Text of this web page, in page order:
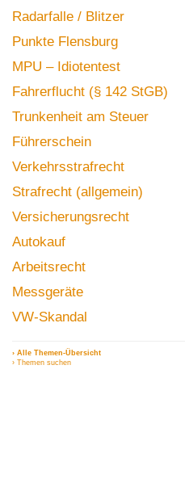
Radarfalle / Blitzer
Punkte Flensburg
MPU – Idiotentest
Fahrerflucht (§ 142 StGB)
Trunkenheit am Steuer
Führerschein
Verkehrsstrafrecht
Strafrecht (allgemein)
Versicherungsrecht
Autokauf
Arbeitsrecht
Messgeräte
VW-Skandal
› Alle Themen-Übersicht
› Themen suchen